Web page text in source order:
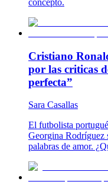
concepto.
Cristiano
por las criticas
perfecta”
Sara Casallas
El futbolista
Georgina Rodríguez
palabras de amor.